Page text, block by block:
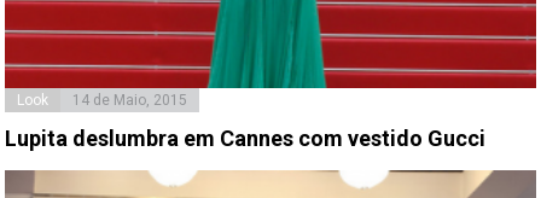
Look 14 de Maio, 2015
Lupita deslumbra em Cannes com vestido Gucci